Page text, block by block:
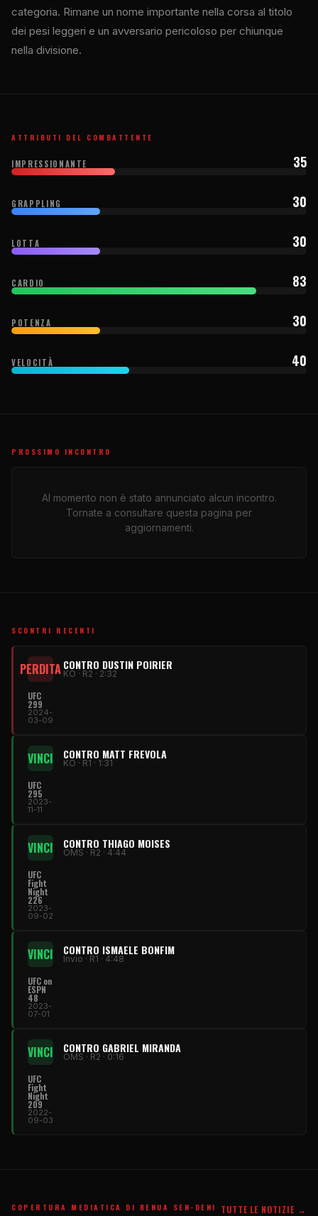
categoria. Rimane un nome importante nella corsa al titolo
dei pesi leggeri e un avversario pericoloso per chiunque
nella divisione.
ATTRIBUTI DEL COMBATTENTE
IMPRESSIONANTE 35
GRAPPLING 30
LOTTA 30
CARDIO 83
POTENZA 30
VELOCITÀ 40
PROSSIMO INCONTRO
Al momento non è stato annunciato alcun incontro.
Tornate a consultare questa pagina per
aggiornamenti.
SCONTRI RECENTI
PERDITACONTRO DUSTIN POIRIER
KO · R2 · 2:32
UFC
299
2024-
03-09
VINCI CONTRO MATT FREVOLA
KO · R1 · 1:31
UFC
295
2023-
11-11
VINCI CONTRO THIAGO MOISES
OMS · R2 · 4:44
UFC
Fight
Night
226
2023-
09-02
VINCI CONTRO ISMAELE BONFIM
Invio · R1 · 4:48
UFC on
ESPN
48
2023-
07-01
VINCI CONTRO GABRIEL MIRANDA
OMS · R2 · 0:16
UFC
Fight
Night
209
2022-
09-03
COPERTURA MEDIATICA DI BENUA SEN-DENI TUTTE LE NOTIZIE →